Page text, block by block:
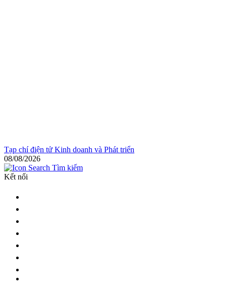
Tạp chí điện tử Kinh doanh và Phát triển
08/08/2026
Tìm kiếm
Kết nối